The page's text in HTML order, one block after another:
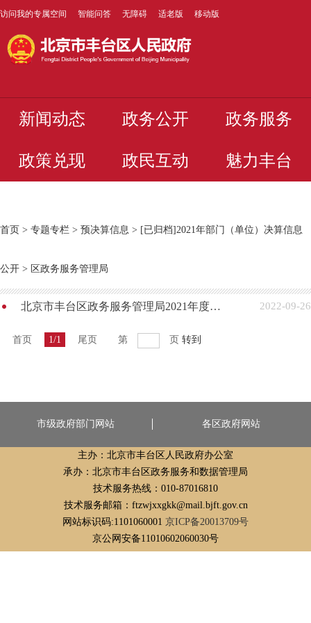
访问我的专属空间 智能问答 无障碍 适老版 移动版
新闻动态 政务公开 政务服务
政策兑现 政民互动 魅力丰台
首页 > 专题专栏 > 预决算信息 > [已归档]2021年部门（单位）决算信息
公开 > 区政务服务管理局
北京市丰台区政务服务管理局2021年度部门决算 2022-09-26
首页 1/1 尾页 第 页 转到
市级政府部门网站 各区政府网站
主办：北京市丰台区人民政府办公室
承办：北京市丰台区政务服务和数据管理局
技术服务热线：010-87016810
技术服务邮箱：ftzwjxxgkk@mail.bjft.gov.cn
网站标识码:1101060001 京ICP备20013709号
京公网安备11010602060030号